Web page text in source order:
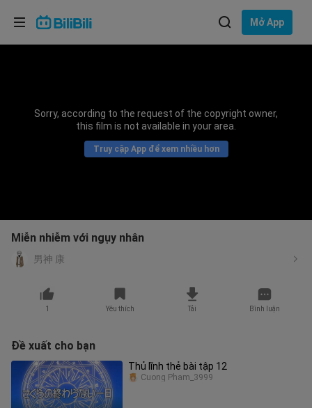
Mở App
Sorry, according to the request of the copyright owner,
this film is not available in your area.
Truy cập App để xem nhiều hơn
Miễn nhiễm với ngụy nhân
男神 康
1 Yêu thích Tải Bình luận
Đề xuất cho bạn
Thủ lĩnh thẻ bài tập 12
Cuong Pham_3999
Lựa chọn ngôn ngữ
Bahasa Indonesia